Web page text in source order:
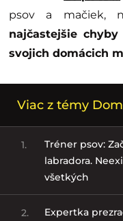
psov a mačiek,
najčastejšie
svojich domácich
Viac z témy
1.
Tréner psov:
labradora.
všetkých
2.
Expertka